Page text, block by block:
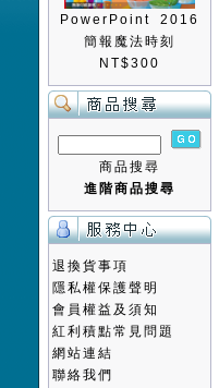
PowerPoint 2016
簡報魔法時刻
NT$300
商品搜尋
進階商品搜尋
退換貨事項
隱私權保護聲明
會員權益及須知
紅利積點常見問題
網站連結
聯絡我們